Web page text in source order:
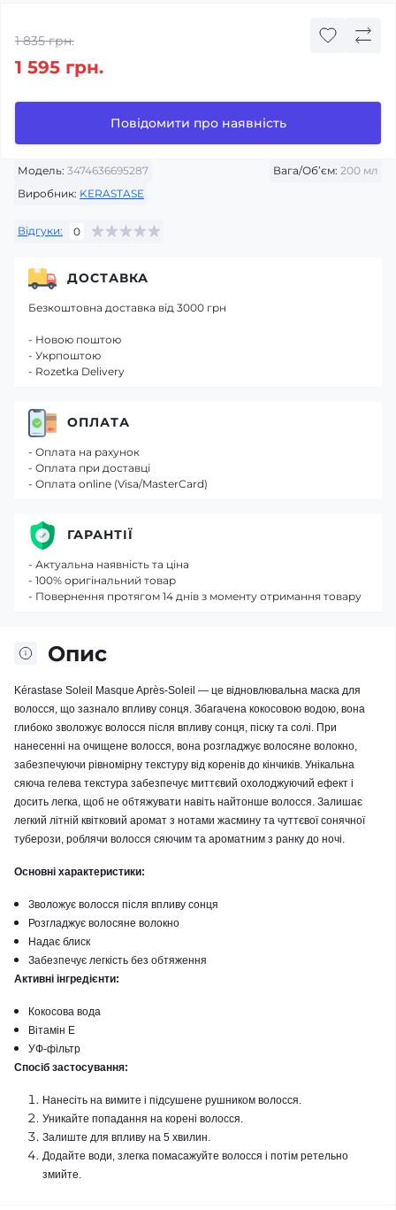
Модель: 3474636695287 Вага/Об’єм: 200 мл
Виробник: KERASTASE
Відгуки: 0
1 835 грн.
1 595 грн.
Повідомити про наявність
Опис
Kérastase Soleil Masque Après-Soleil — це відновлювальна маска для
волосся, що зазнало впливу сонця. Збагачена кокосовою водою, вона
глибоко зволожує волосся після впливу сонця, піску та солі. При
нанесенні на очищене волосся, вона розгладжує волосяне волокно,
забезпечуючи рівномірну текстуру від коренів до кінчиків. Унікальна
сяюча гелева текстура забезпечує миттєвий охолоджуючий ефект і
досить легка, щоб не обтяжувати навіть найтонше волосся. Залишає
легкий літній квітковий аромат з нотами жасмину та чуттєвої сонячної
туберози, роблячи волосся сяючим та ароматним з ранку до ночі.
Основні характеристики:
Зволожує волосся після впливу сонця
Розгладжує волосяне волокно​
Надає блиск​
Забезпечує легкість без обтяження​
Активні інгредієнти:
Кокосова вода​
Вітамін Е​
УФ-фільтр​
Спосіб застосування:
Нанесіть на вимите і підсушене рушником волосся.​
Уникайте попадання на корені волосся.​
Залиште для впливу на 5 хвилин.​
Додайте води, злегка помасажуйте волосся і потім ретельно
змийте.​
ДОСТАВКА
Безкоштовна доставка від 3000 грн
- Новою поштою
- Укрпоштою
- Rozetka Delivery
ОПЛАТА
- Оплата на рахунок
- Оплата при доставці
- Оплата online (Visa/MasterCard)
ГАРАНТІЇ
- Актуальна наявність та ціна
- 100% оригінальний товар
- Повернення протягом 14 днів з моменту отримання товару